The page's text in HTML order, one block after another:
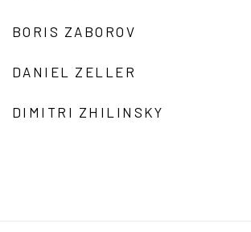
BORIS ZABOROV
DANIEL ZELLER
DIMITRI ZHILINSKY